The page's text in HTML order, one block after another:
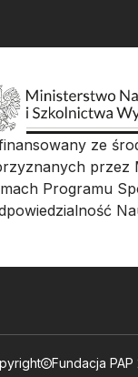
ze
przez
Programu
Fundacja PAP